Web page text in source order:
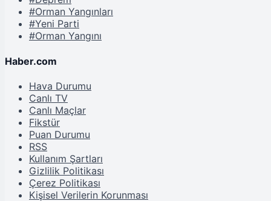
#Orman Yangınları
#Yeni Parti
#Orman Yangını
Haber.com
Hava Durumu
Canlı TV
Canlı Maçlar
Fikstür
Puan Durumu
RSS
Kullanım Şartları
Gizlilik Politikası
Çerez Politikası
Kişisel Verilerin Korunması